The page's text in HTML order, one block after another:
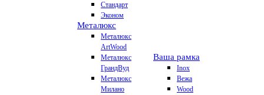
Стандарт
Эконом
Металюкс
Металюкс
ArtWood
Металюкс
ГрандВуд
Металюкс
Милано
Ваша рамка
Inox
Вежа
Wood